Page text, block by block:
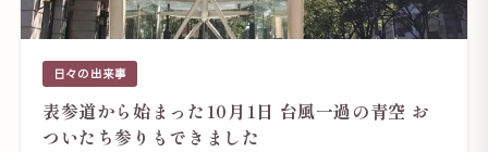
日々の出来事
表参道から始まった10月1日 台風一過の青空 お
ついたち参りもできました